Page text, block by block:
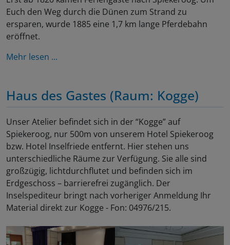
Euch den Weg durch die Dünen zum Strand zu
ersparen, wurde 1885 eine 1,7 km lange Pferdebahn
eröffnet.
Mehr lesen ...
Haus des Gastes (Raum: Kogge)
Unser Atelier befindet sich in der “Kogge” auf
Spiekeroog, nur 500m von unserem Hotel Spiekeroog
bzw. Hotel Inselfriede entfernt. Hier stehen uns
unterschiedliche Räume zur Verfügung. Sie alle sind
großzügig, lichtdurchflutet und befinden sich im
Erdgeschoss – barrierefrei zugänglich. Der
Inselspediteur bringt nach vorheriger Anmeldung Ihr
Material direkt zur Kogge - Fon: 04976/215.